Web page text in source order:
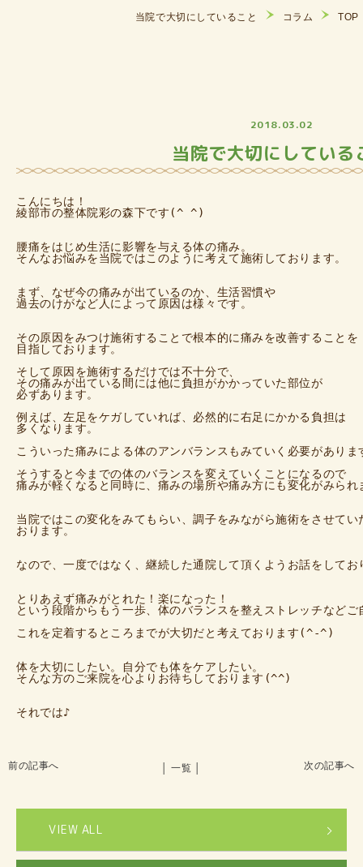
TOP
コラム
当院で大切にしていること
2018.03.02
当院で大切にしている
こんにちは！
綾部市の整体院彩の森下です(^ ^)
腰痛をはじめ生活に影響を与える体の痛み。
そんなお悩みを当院ではこのように考えて施術しております。
まず、なぜ今の痛みが出ているのか、生活習慣や
過去のけがなど人によって原因は様々です。
その原因をみつけ施術することで根本的に痛みを改善することを
目指しております。
そして原因を施術するだけでは不十分で、
その痛みが出ている間には他に負担がかかっていた部位が
必ずあります。
例えば、左足をケガしていれば、必然的に右足にかかる負担は
多くなります。
こういった痛みによる体のアンバランスもみていく必要がありま
そうすると今までの体のバランスを変えていくことになるので
痛みが軽くなると同時に、痛みの場所や痛み方にも変化がみられ
当院ではこの変化をみてもらい、調子をみながら施術をさせてい
おります。
なので、一度ではなく、継続した通院して頂くようお話をしてお
とりあえず痛みがとれた！楽になった！
という段階からもう一歩、体のバランスを整えストレッチなど
これを定着するところまでが大切だと考えております(^-^)
体を大切にしたい。自分でも体をケアしたい。
そんな方のご来院を心よりお待ちしております(^^)
それでは♪
前の記事へ 次の記事へ
│ 一覧 │
VIEW ALL